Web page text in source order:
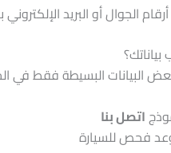
أرقام الجوال أو البريد
البيانات البسيطة فقط في
اتصل بنا
فحص للسيارة